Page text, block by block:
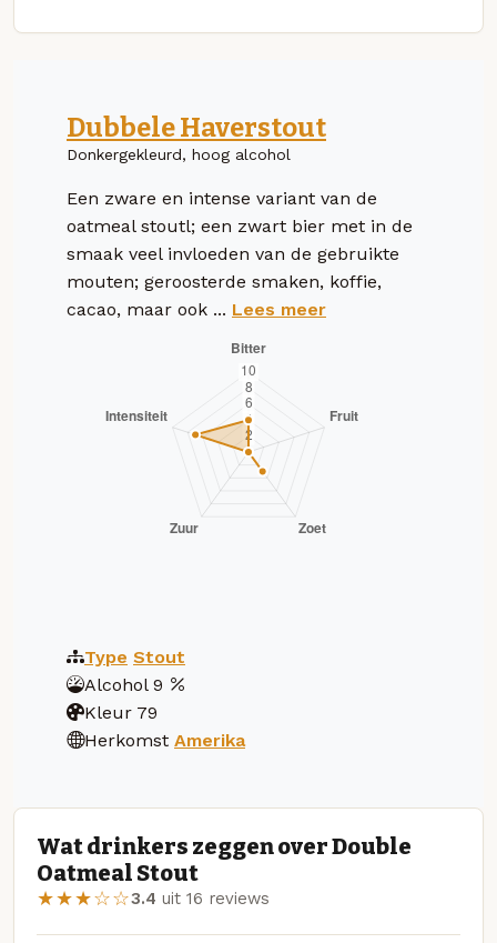
Dubbele Haverstout
Donkergekleurd, hoog alcohol
Een zware en intense variant van de
oatmeal stoutl; een zwart bier met in de
smaak veel invloeden van de gebruikte
mouten; geroosterde smaken, koffie,
cacao, maar ook ... Lees meer
Type Stout
Alcohol 9
Kleur 79
Herkomst Amerika
Wat drinkers zeggen over Double
Oatmeal Stout
★★★☆☆3.4 uit 16 reviews